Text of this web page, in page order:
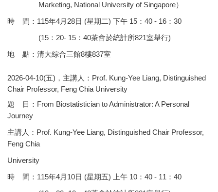
Marketing, National University of Singapore）
時 間：115年4月28日 (星期二) 下午 15：40 - 16：30
(15：20- 15：40茶會於統計所821室舉行)
地 點：清大綜合三館8樓837室
2026-04-10(五)，主講人：Prof. Kung-Yee Liang, Distinguished
Chair Professor, Feng Chia University
題 目：From Biostatistician to Administrator: A Personal
Journey
主講人：Prof. Kung-Yee Liang, Distinguished Chair Professor,
Feng Chia
University
時 間：115年4月10日 (星期五) 上午 10：40 - 11：40